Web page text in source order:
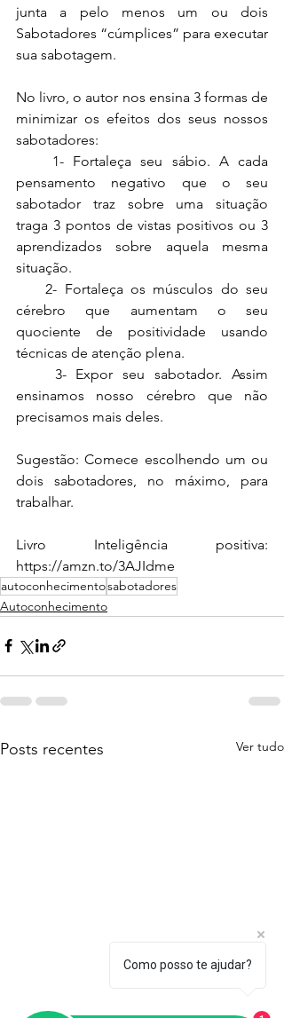
junta a pelo menos um ou dois
Sabotadores “cúmplices” para executar
sua sabotagem.
No livro, o autor nos ensina 3 formas de
minimizar os efeitos dos seus nossos
sabotadores:
pensamento negativo que o seu
sabotador traz sobre uma situação
traga 3 pontos de vistas positivos ou 3
aprendizados sobre aquela mesma
situação.
    2- Fortaleça os músculos do seu
cérebro que aumentam o seu
quociente de positividade usando
técnicas de atenção plena.
ensinamos nosso cérebro que não
precisamos mais deles.
Sugestão: Comece escolhendo um ou
dois sabotadores, no máximo, para
trabalhar.
Livro Inteligência positiva:
https://amzn.to/3AJIdme
autoconhecimentosabotadores
Autoconhecimento
Posts recentes Ver tudo
Como posso te ajudar?